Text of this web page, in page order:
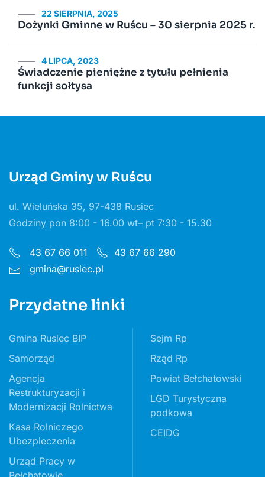
22 SIERPNIA, 2025
Dożynki Gminne w Ruścu – 30 sierpnia 2025 r.
4 LIPCA, 2023
Świadczenie pieniężne z tytułu pełnienia
funkcji sołtysa
Urząd Gminy w Ruścu
ul. Wieluńska 35, 97-438 Rusiec
Godziny pon 8:00 - 16.00 wt– pt 7:30 - 15.30
43 67 66 011
43 67 66 290
gmina@rusiec.pl
Przydatne linki
Gmina Rusiec BIP
Samorząd
Agencja
Restrukturyzacji i
Modernizacji Rolnictwa
Kasa Rolniczego
Ubezpieczenia
Urząd Pracy w
Sejm Rp
Rząd Rp
Powiat Bełchatowski
LGD Turystyczna
podkowa
CEIDG